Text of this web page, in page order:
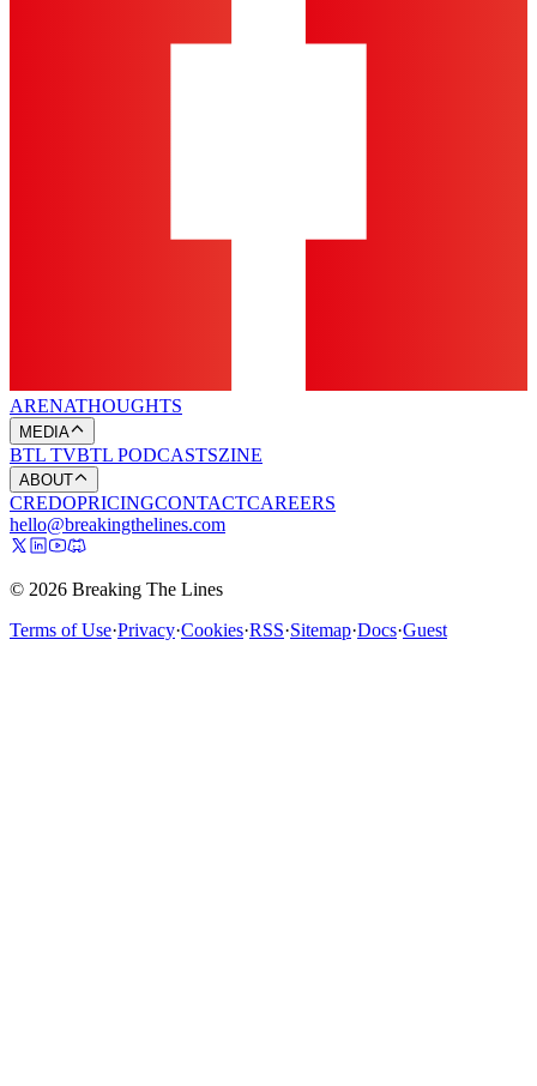
ARENATHOUGHTS
MEDIA
BTL TVBTL PODCASTSZINE
ABOUT
CREDOPRICINGCONTACTCAREERS
hello@breakingthelines.com
© 2026 Breaking The Lines
Terms of Use·Privacy·Cookies·RSS·Sitemap·Docs·Guest